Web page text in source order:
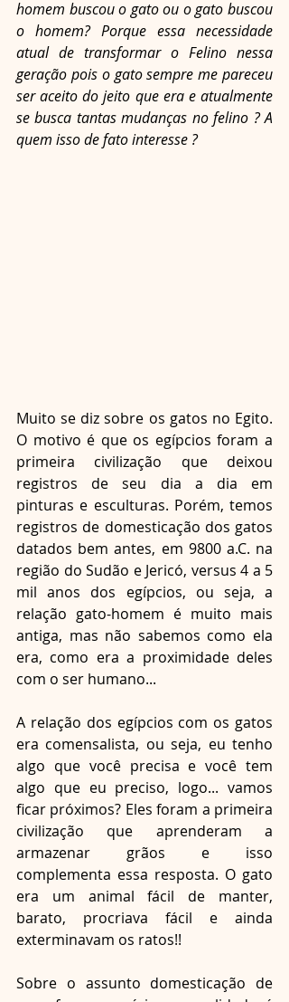
homem buscou o gato ou o gato buscou
o homem? Porque essa necessidade
atual de transformar o Felino nessa
geração pois o gato sempre me pareceu
ser aceito do jeito que era e atualmente
se busca tantas mudanças no felino ? A
quem isso de fato interesse ?
Muito se diz sobre os gatos no Egito.
O motivo é que os egípcios foram a
primeira civilização que deixou
registros de seu dia a dia em
pinturas e esculturas. Porém, temos
registros de domesticação dos gatos
datados bem antes, em 9800 a.C. na
região do Sudão e Jericó, versus 4 a 5
mil anos dos egípcios, ou seja, a
relação gato-homem é muito mais
antiga, mas não sabemos como ela
era, como era a proximidade deles
com o ser humano...
A relação dos egípcios com os gatos
era comensalista, ou seja, eu tenho
algo que você precisa e você tem
algo que eu preciso, logo... vamos
ficar próximos? Eles foram a primeira
civilização que aprenderam a
armazenar grãos e isso
complementa essa resposta. O gato
era um animal fácil de manter,
barato, procriava fácil e ainda
exterminavam os ratos!!
Sobre o assunto domesticação de